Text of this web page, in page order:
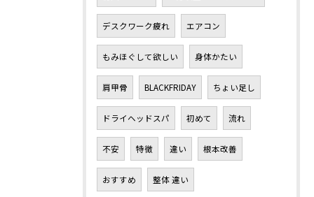
デスクワーク疲れ エアコン
もみほぐして欲しい 身体かたい
肩甲骨 BLACKFRIDAY ちょい足し
ドライヘッドスパ 初めて 流れ
不安 特徴 違い 根本改善
おすすめ 整体 違い